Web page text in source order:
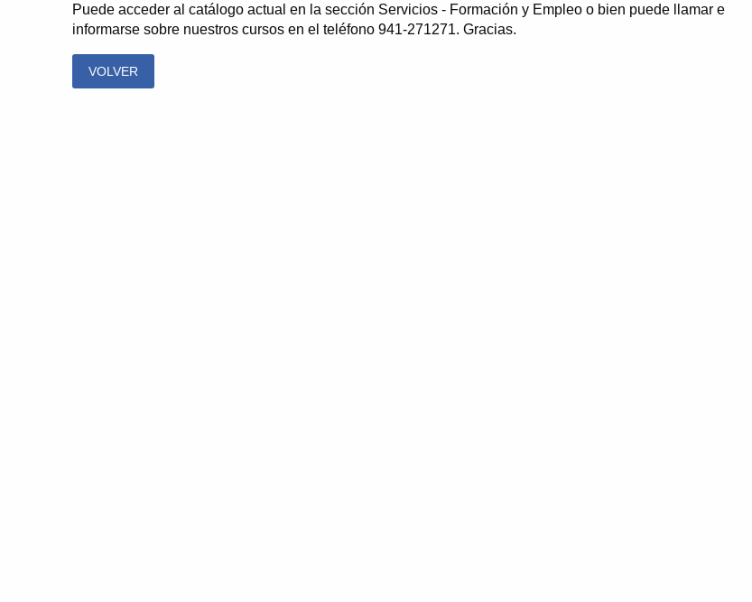
Puede acceder al catálogo actual en la sección Servicios - Formación y Empleo o bien puede llamar e
informarse sobre nuestros cursos en el teléfono 941-271271. Gracias.
VOLVER